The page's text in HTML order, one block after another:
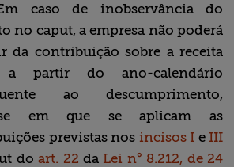
caso de inobservância do
no caput, a empresa não poderá
da contribuição sobre a receita
a partir do ano-calendário
ao descumprimento,
em que se aplicam as
previstas nos incisos I e III
doart. 22 da Lei n° 8.212, de 24